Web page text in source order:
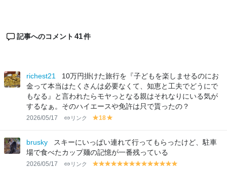
記事へのコメント 41件
richest21
10万円掛けた旅行を『子どもを楽しませるのにお
金って本当はたくさんは必要なくて、知恵と工夫でどうにで
もなる』と言われたらモヤっとなる親はそれなりにいる気が
するなぁ。そのハイエースや免許は只で貰ったの？
2026/05/17 リンク
y
lo
w
18
lo
w
brusky
スキーにいっぱい連れて行ってもらったけど、駐車
場で食べたカップ麺の記憶が一番残っている
2026/05/17 リンク
y y y y y y y y y y y y y